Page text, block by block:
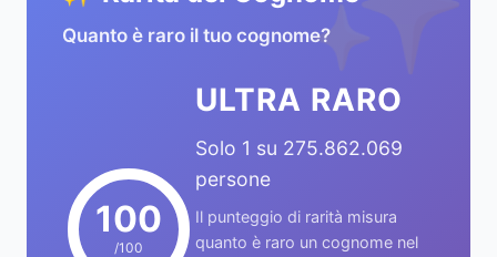
Quanto è raro il tuo cognome?
100
/100
ULTRA RARO
Solo 1 su 275.862.069
persone
Il punteggio di rarità misura
quanto è raro un cognome nel